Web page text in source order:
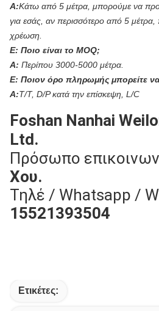
Α:Κάτω από 5 μέτρα, μπορούμε να
για εσάς, αν περισσότερο από 5 μέτρα,
χρέωση.
Ε: Ποιο είναι το MOQ;
Α: Περίπου 3000-5000 μέτρα.
Ε: Ποιον όρο πληρωμής μπορείτε να
Α:T/T, D/P κατά την επίσκεψη, L/C
Foshan Nanhai
Ltd.
Πρόσωπο
Χου.
Τηλέ / Whatsapp /
15521393504
Ετικέτες: